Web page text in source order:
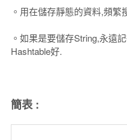
。用在儲存靜態的資料,頻繁
。如果是要儲存String,永遠
Hashtable好.
簡表 :